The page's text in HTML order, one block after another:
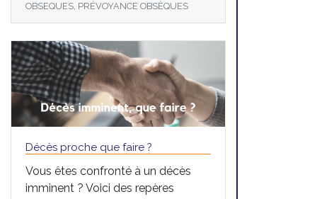
OBSEQUES, PRÉVOYANCE OBSÈQUES
Décès proche que faire ?
Vous êtes confronté à un décès
imminent ? Voici des repères